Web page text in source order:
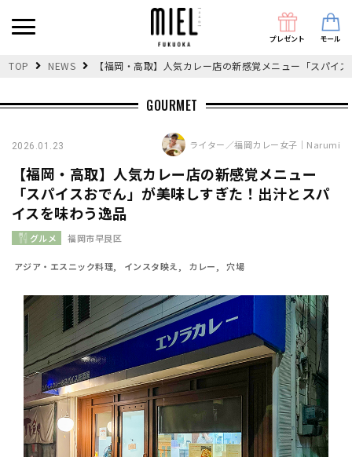
プレゼント モール
TOP NEWS 【福岡・高取】人気カレー店の新感覚メニュー「スパイ
GOURMET
2026.01.23 ライター／福岡カレー女子｜Narumi
【福岡・高取】人気カレー店の新感覚メニュー
「スパイスおでん」が美味しすぎた！出汁とスパ
イスを味わう逸品
グルメ 福岡市早良区
アジア・エスニック料理 インスタ映え カレー 穴場